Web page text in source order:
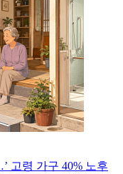
고령 가구 40% 노후